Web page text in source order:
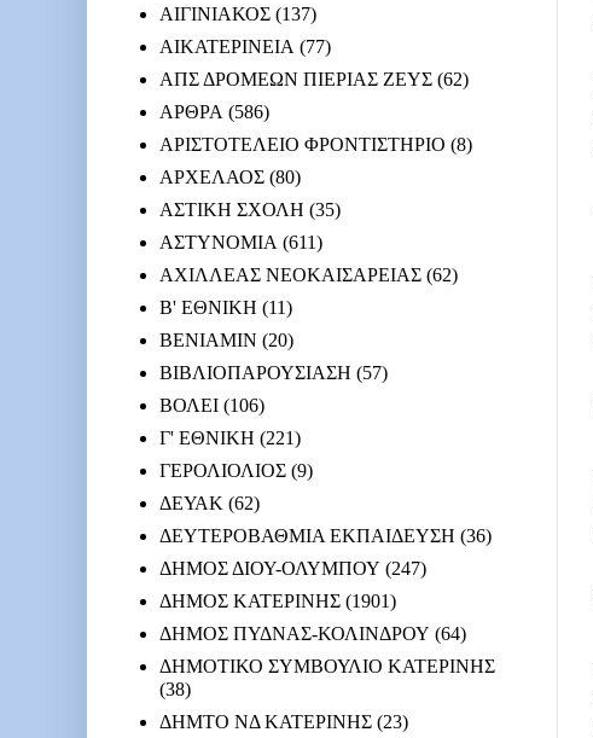
ΑΙΓΙΝΙΑΚΟΣ (137)
ΑΙΚΑΤΕΡΙΝΕΙΑ (77)
ΑΠΣ ΔΡΟΜΕΩΝ ΠΙΕΡΙΑΣ ΖΕΥΣ (62)
ΑΡΘΡΑ (586)
ΑΡΙΣΤΟΤΕΛΕΙΟ ΦΡΟΝΤΙΣΤΗΡΙΟ (8)
ΑΡΧΕΛΑΟΣ (80)
ΑΣΤΙΚΗ ΣΧΟΛΗ (35)
ΑΣΤΥΝΟΜΙΑ (611)
ΑΧΙΛΛΕΑΣ ΝΕΟΚΑΙΣΑΡΕΙΑΣ (62)
Β' ΕΘΝΙΚΗ (11)
ΒΕΝΙΑΜΙΝ (20)
ΒΙΒΛΙΟΠΑΡΟΥΣΙΑΣΗ (57)
ΒΟΛΕΙ (106)
Γ' ΕΘΝΙΚΗ (221)
ΓΕΡΟΛΙΟΛΙΟΣ (9)
ΔΕΥΑΚ (62)
ΔΕΥΤΕΡΟΒΑΘΜΙΑ ΕΚΠΑΙΔΕΥΣΗ (36)
ΔΗΜΟΣ ΔΙΟΥ-ΟΛΥΜΠΟΥ (247)
ΔΗΜΟΣ ΚΑΤΕΡΙΝΗΣ (1901)
ΔΗΜΟΣ ΠΥΔΝΑΣ-ΚΟΛΙΝΔΡΟΥ (64)
ΔΗΜΟΤΙΚΟ ΣΥΜΒΟΥΛΙΟ ΚΑΤΕΡΙΝΗΣ
(38)
ΔΗΜΤΟ ΝΔ ΚΑΤΕΡΙΝΗΣ (23)